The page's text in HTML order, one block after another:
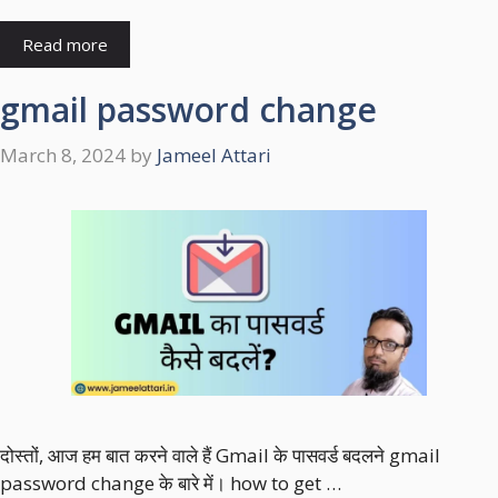
Read more
gmail password change
March 8, 2024 by Jameel Attari
दोस्तों, आज हम बात करने वाले हैं Gmail के पासवर्ड बदलने gmail
password change के बारे में। how to get …